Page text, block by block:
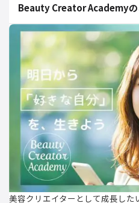
Beauty Creator Academyの
美容クリエイターとして成長した